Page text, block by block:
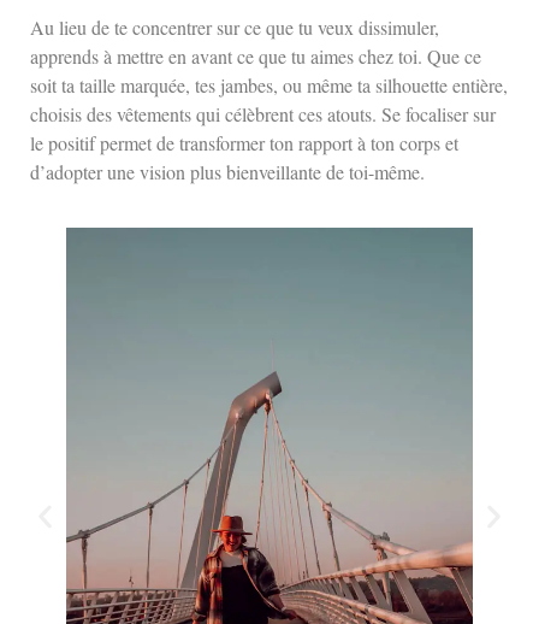
Au lieu de te concentrer sur ce que tu veux dissimuler,
apprends à mettre en avant ce que tu aimes chez toi. Que ce
soit ta taille marquée, tes jambes, ou même ta silhouette entière,
choisis des vêtements qui célèbrent ces atouts. Se focaliser sur
le positif permet de transformer ton rapport à ton corps et
d’adopter une vision plus bienveillante de toi-même.